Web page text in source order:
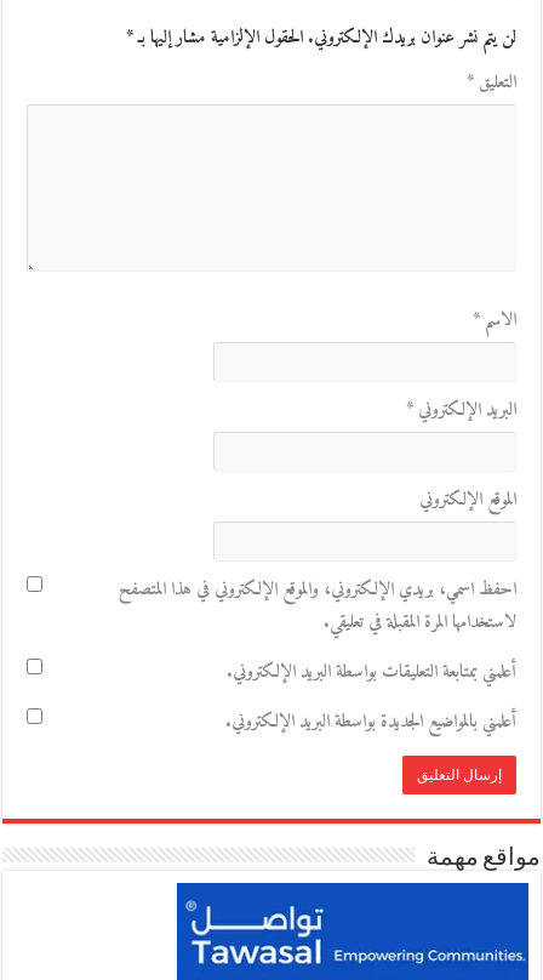
لن يتم نشر عنوان بريدك الإلكتروني.الحقول الإلزامية مشار إليها بـ*
التعليق*
الاسم*
البريد الإلكتروني*
الموقع الإلكتروني
احفظ اسمي، بريدي الإلكتروني، والموقع الإلكتروني في هذا المتصفح
لاستخدامها المرة المقبلة في تعليقي.
أعلمني بمتابعة التعليقات بواسطة البريد الإلكتروني.
أعلمني بالمواضيع الجديدة بواسطة البريد الإلكتروني.
مواقع مهمة